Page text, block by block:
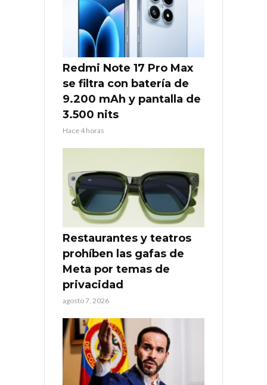
Redmi Note 17 Pro Max
se filtra con batería de
9.200 mAh y pantalla de
3.500 nits
Hace 4 horas
Restaurantes y teatros
prohíben las gafas de
Meta por temas de
privacidad
agosto 7, 2026